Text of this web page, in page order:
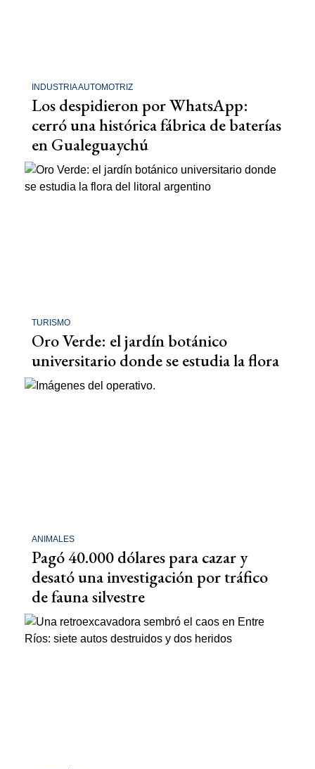
INDUSTRIA AUTOMOTRIZ
Los despidieron por WhatsApp:
cerró una histórica fábrica de baterías
en Gualeguaychú
TURISMO
Oro Verde: el jardín botánico
universitario donde se estudia la flora
ANIMALES
Pagó 40.000 dólares para cazar y
desató una investigación por tráfico
de fauna silvestre